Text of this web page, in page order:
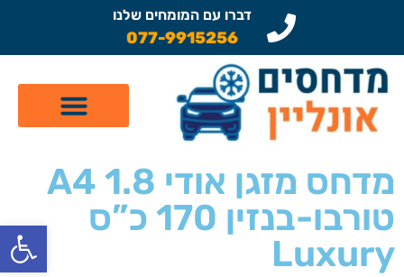
דברו עם המומחים שלנו
077-9915256
מדחס מזגן אודי A4 1.8
טורבו-בנזין 170 כ”ס
Luxury